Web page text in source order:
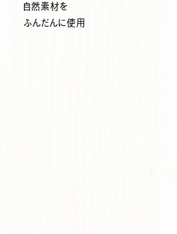
自然素材を
ふんだんに使用